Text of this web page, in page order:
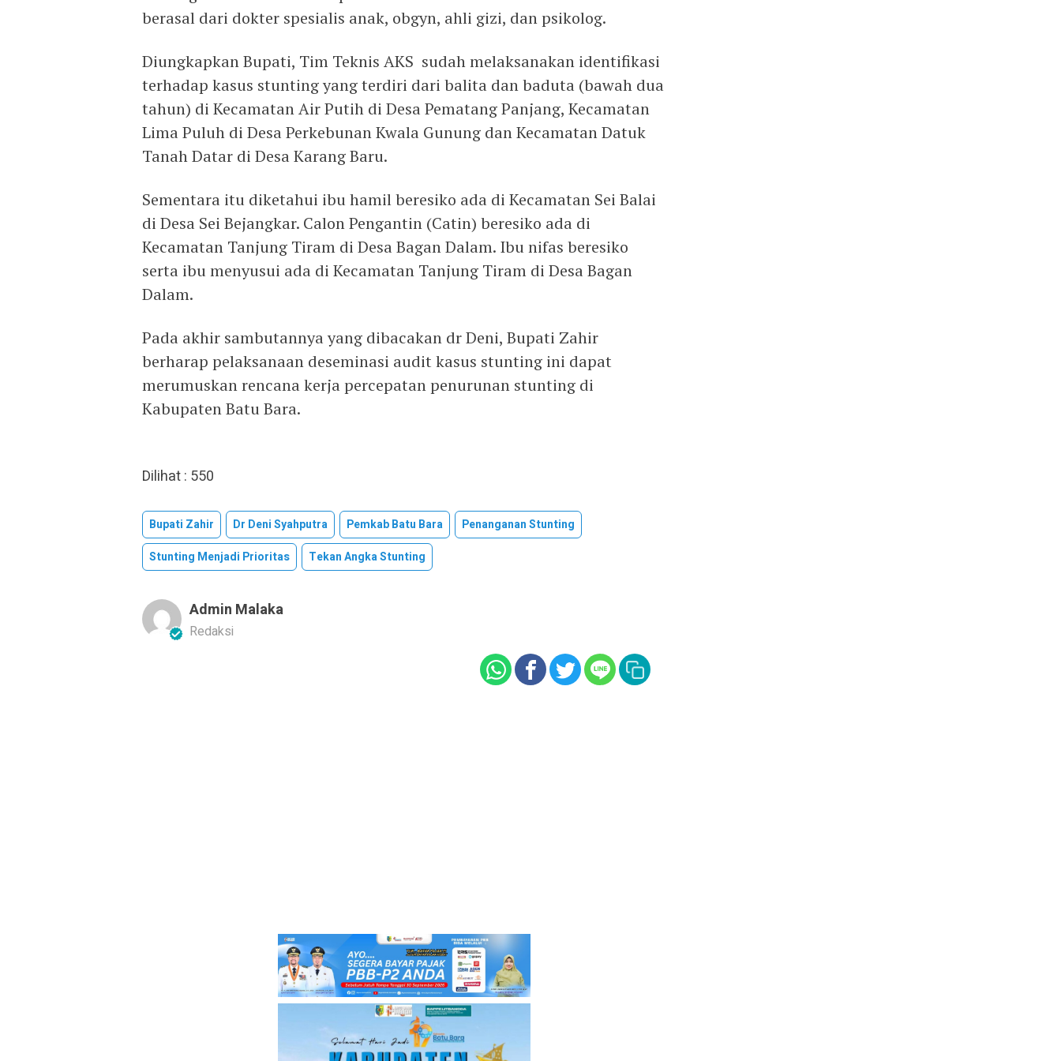
berasal dari dokter spesialis anak, obgyn, ahli gizi, dan psikolog.
Diungkapkan Bupati, Tim Teknis AKS sudah melaksanakan identifikasi
terhadap kasus stunting yang terdiri dari balita dan baduta (bawah dua
tahun) di Kecamatan Air Putih di Desa Pematang Panjang, Kecamatan
Lima Puluh di Desa Perkebunan Kwala Gunung dan Kecamatan Datuk
Tanah Datar di Desa Karang Baru.
Sementara itu diketahui ibu hamil beresiko ada di Kecamatan Sei Balai
di Desa Sei Bejangkar. Calon Pengantin (Catin) beresiko ada di
Kecamatan Tanjung Tiram di Desa Bagan Dalam. Ibu nifas beresiko
serta ibu menyusui ada di Kecamatan Tanjung Tiram di Desa Bagan
Dalam.
Pada akhir sambutannya yang dibacakan dr Deni, Bupati Zahir
berharap pelaksanaan deseminasi audit kasus stunting ini dapat
merumuskan rencana kerja percepatan penurunan stunting di
Kabupaten Batu Bara.
Dilihat : 550
Bupati Zahir Dr Deni Syahputra Pemkab Batu Bara
Penanganan Stunting
Stunting Menjadi Prioritas
Tekan Angka Stunting
Admin Malaka
Redaksi